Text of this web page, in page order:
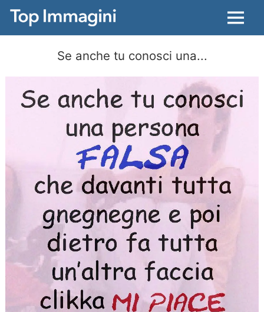
Menu
Se anche tu conosci una...